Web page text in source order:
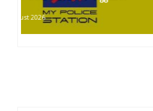
7th of August 2026